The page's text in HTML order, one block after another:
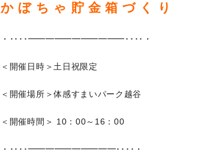
か ぼ ち ゃ 貯 金 箱 づ く り
・････━━━━━━━━━━━････・
＜開催日時＞土日祝限定
＜開催場所＞体感すまいパーク越谷
＜開催時間＞ 10：00～16：00
・････━━━━━━━━━━････・